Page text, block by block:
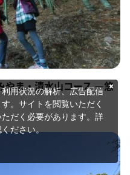
やま・清水山コース ―悠
用状況の解析、広告配信
。サイトを閲覧いただく
だく必要があります。詳
ださい。